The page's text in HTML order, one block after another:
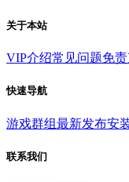
关于本站
VIP介绍常见问题免
快速导航
游戏群组最新发布安
联系我们